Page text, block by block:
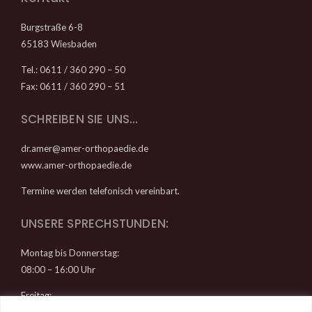
Burgstraße 6-8
65183 Wiesbaden
Tel.: 0611 / 360 290 – 50
Fax: 0611 / 360 290 – 51
SCHREIBEN SIE UNS…
dr.amer@amer-orthopaedie.de
www.amer-orthopaedie.de
Termine werden telefonisch vereinbart.
UNSERE SPRECHSTUNDEN:
Montag bis Donnerstag:
08:00 – 16:00 Uhr
Freitag: